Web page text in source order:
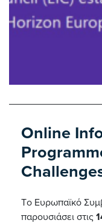
Online
Tο Ευρωπαϊκό
παρουσιάσει στις